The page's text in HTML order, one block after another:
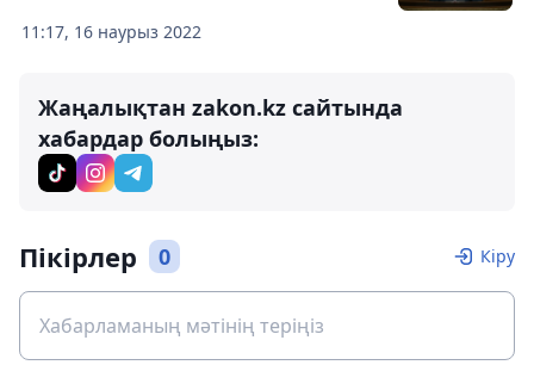
11:17, 16 наурыз 2022
Жаңалықтан zakon.kz сайтында
хабардар болыңыз:
Пікірлер 0 Кіру